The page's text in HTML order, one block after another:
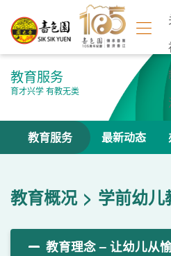
教育服务
育才兴学 有教无类
教育服务 最新动态
教育概况 学前幼儿
教育理念 – 让幼儿从